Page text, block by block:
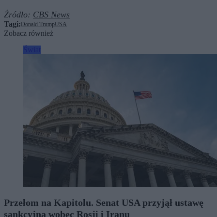
Źródło: CBS News
Tagi: Donald TrumpUSA
Zobacz również
Przełom na Kapitolu. Senat USA przyjął ustawę
sankcyjną wobec Rosji i Iranu